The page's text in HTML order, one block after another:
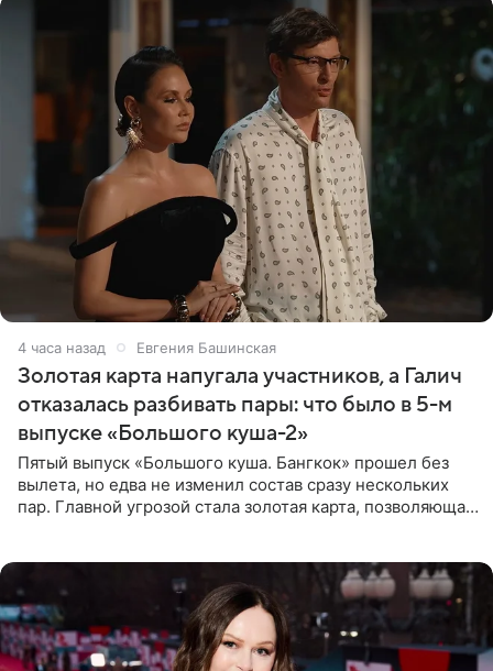
4 часа назад Евгения Башинская
Золотая карта напугала участников, а Галич
отказалась разбивать пары: что было в 5-м
выпуске «Большого куша-2»
Пятый выпуск «Большого куша. Бангкок» прошел без
вылета, но едва не изменил состав сразу нескольких
пар. Главной угрозой стала золотая карта, позволяющая